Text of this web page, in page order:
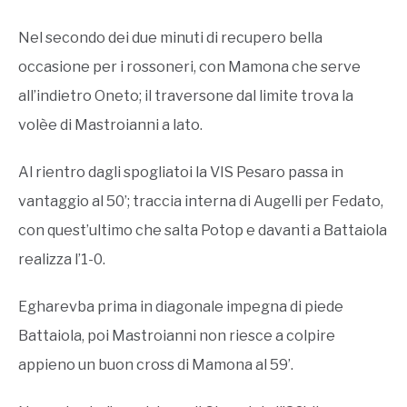
Nel secondo dei due minuti di recupero bella
occasione per i rossoneri, con Mamona che serve
all’indietro Oneto; il traversone dal limite trova la
volèe di Mastroianni a lato.
Al rientro dagli spogliatoi la VIS Pesaro passa in
vantaggio al 50’; traccia interna di Augelli per Fedato,
con quest’ultimo che salta Potop e davanti a Battaiola
realizza l’1-0.
Egharevba prima in diagonale impegna di piede
Battaiola, poi Mastroianni non riesce a colpire
appieno un buon cross di Mamona al 59’.